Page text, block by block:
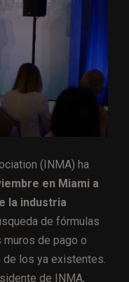
(INMA) ha
en Miami a
la industria
de fórmulas
de pago o
los ya existentes.
de INMA,